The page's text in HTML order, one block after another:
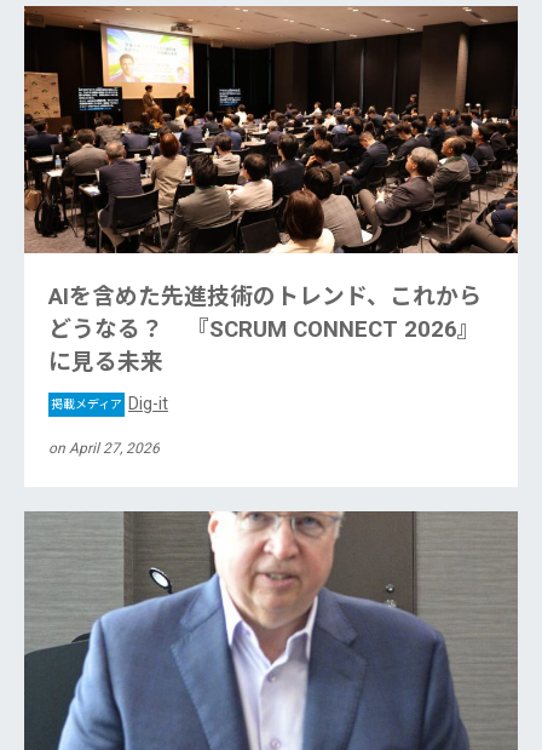
AIを含めた先進技術のトレンド、これから
どうなる？ 『SCRUM CONNECT 2026』
に見る未来
掲載メディア Dig-it
on April 27, 2026